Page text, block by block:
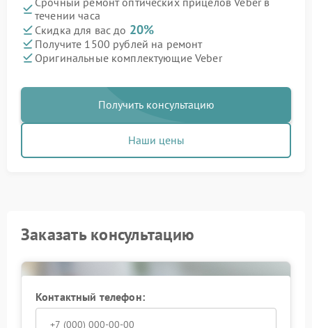
течении часа
Скидка для вас до 20%
Получите 1500 рублей на ремонт
Оригинальные комплектующие Veber
Получить консультацию
Наши цены
Заказать консультацию
Контактный телефон: